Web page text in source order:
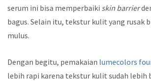
serum ini bisa memperbaiki skin barrier
bagus. Selain itu, tekstur kulit yang rusak
mulus.
Dengan begitu, pemakaian lumecolors
lebih rapi karena tekstur kulit sudah lebih